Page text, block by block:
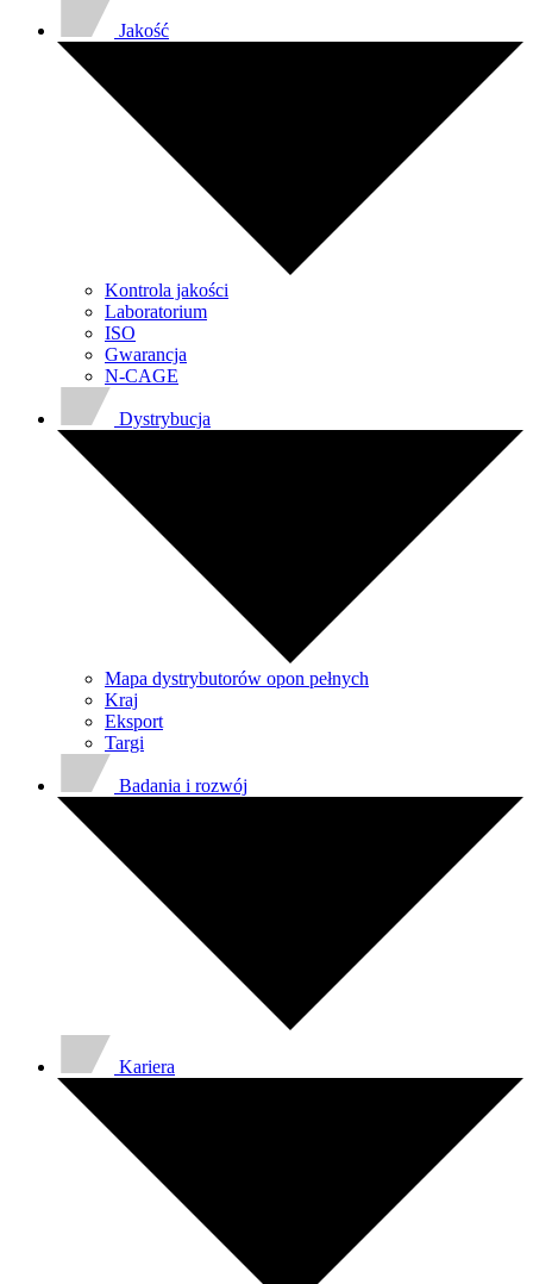
Jakość
Kontrola jakości
Laboratorium
ISO
Gwarancja
N-CAGE
Dystrybucja
Mapa dystrybutorów opon pełnych
Kraj
Eksport
Targi
Badania i rozwój
Kariera